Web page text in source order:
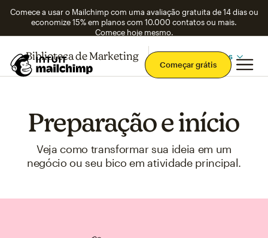
Comece a usar o Mailchimp com uma avaliação gratuita de 14 dias ou
economize 15% em planos com 10.000 contatos ou mais.
Comece hoje mesmo.
Começar grátis
Biblioteca de Marketing Confira os tópicos
Preparação e início
Veja como transformar sua ideia em um
negócio ou seu bico em atividade principal.